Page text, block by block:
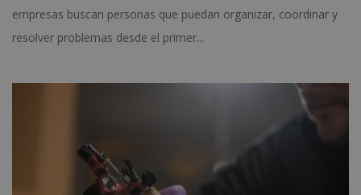
empresas buscan personas que puedan organizar, coordinar y
resolver problemas desde el primer...